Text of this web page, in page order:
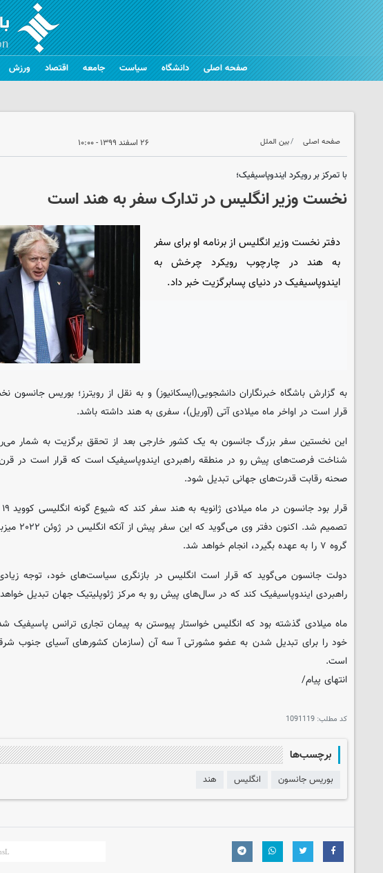
صفحه اصلی دانشگاه سیاست جامعه اقتصاد ورزش
صفحه اصلی بین الملل ۲۶ اسفند ۱۳۹۹ - ۱۰:۰۰
با تمرکز بر رویکرد ایندوپاسیفیک؛
نخست وزیر انگلیس در تدارک سفر به هند است
دفتر نخست وزیر انگلیس از برنامه او برای سفر
به هند در چارچوب رویکرد چرخش به
ایندوپاسیفیک در دنیای پسابرگزیت خبر داد.
به گزارش باشگاه خبرنگاران دانشجویی(ایسکانیوز) و به نقل از رویترز؛ بوریس جانسون
قرار است در اواخر ماه میلادی آتی (آوریل)، سفری به هند داشته باشد.
این نخستین سفر بزرگ جانسون به یک کشور خارجی بعد از تحقق برگزیت به شمار
صحنه رقابت قدرت‌های جهانی تبدیل شود.
تصمیم شد.
گروه ۷ را به عهده بگیرد، انجام خواهد شد.
دولت جانسون می‌گوید که قرار است انگلیس در بازنگری سیاست‌های خود، توجه
راهبردی ایندوپاسیفیک کند که در سال‌های پیش رو به مرکز ژئوپلیتیک جهان تبدیل
ماه میلادی گذشته بود که انگلیس خواستار پیوستن به پیمان تجاری ترانس پاسیفیک
خود را برای تبدیل شدن به عضو مشورتی آ سه آن (سازمان کشورهای آسیای جنوب
است.
انتهای پیام/
کد مطلب: 1091119
برچسب‌ها
بوریس جانسون انگلیس هند